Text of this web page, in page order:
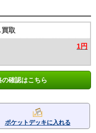
取
1円
確認はこちら
ポケットデッキに入れる